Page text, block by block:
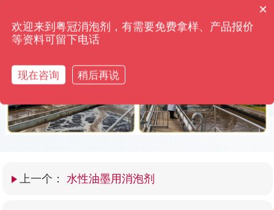
使用前后效果对比
粤冠消泡剂·只用效果来打动您 高浓缩添加量仅需0.01%
上一个： 水性油墨用消泡剂
你们是怎么收费的呢？
×
欢迎来到粤冠消泡剂，有需要免费拿样、产品报价
等资料可留下电话
现在咨询 稍后再说